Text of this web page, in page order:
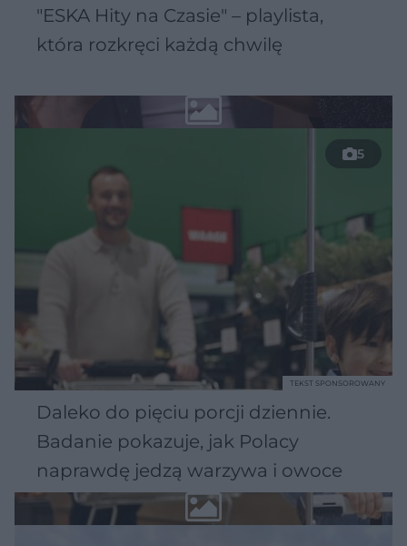
"ESKA Hity na Czasie" – playlista,
która rozkręci każdą chwilę
5
Daleko do pięciu porcji dziennie.
Badanie pokazuje, jak Polacy
naprawdę jedzą warzywa i owoce
TEKST SPONSOROWANY